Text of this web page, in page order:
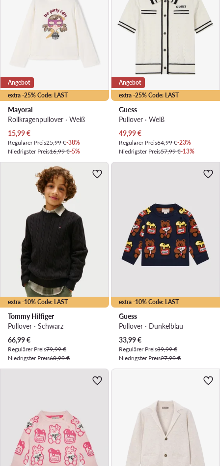
extra -25% Code: LAST
Angebot
Mayoral
Rollkragenpullover · Weiß
Aktueller Preis
15,99€
Regulärer Preis25,99 €-38%
Niedrigster Preis16,99 €-5%
extra -25% Code: LAST
Angebot
Guess
Pullover · Weiß
Aktueller Preis
49,99€
Regulärer Preis64,99 €-23%
Niedrigster Preis57,99 €-13%
extra -10% Code: LAST
Tommy Hilfiger
Pullover · Schwarz
Aktueller Preis
66,99€
Regulärer Preis79,99 €
Niedrigster Preis60,99 €
extra -10% Code: LAST
Guess
Pullover · Dunkelblau
Aktueller Preis
33,99€
Regulärer Preis39,99 €
Niedrigster Preis27,99 €